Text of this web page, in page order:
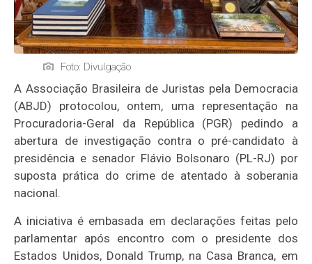
Foto: Divulgação
A Associação Brasileira de Juristas pela Democracia
(ABJD) protocolou, ontem, uma representação na
Procuradoria-Geral da República (PGR) pedindo a
abertura de investigação contra o pré-candidato à
presidência e senador Flávio Bolsonaro (PL-RJ) por
suposta prática do crime de atentado à soberania
nacional.
A iniciativa é embasada em declarações feitas pelo
parlamentar após encontro com o presidente dos
Estados Unidos, Donald Trump, na Casa Branca, em